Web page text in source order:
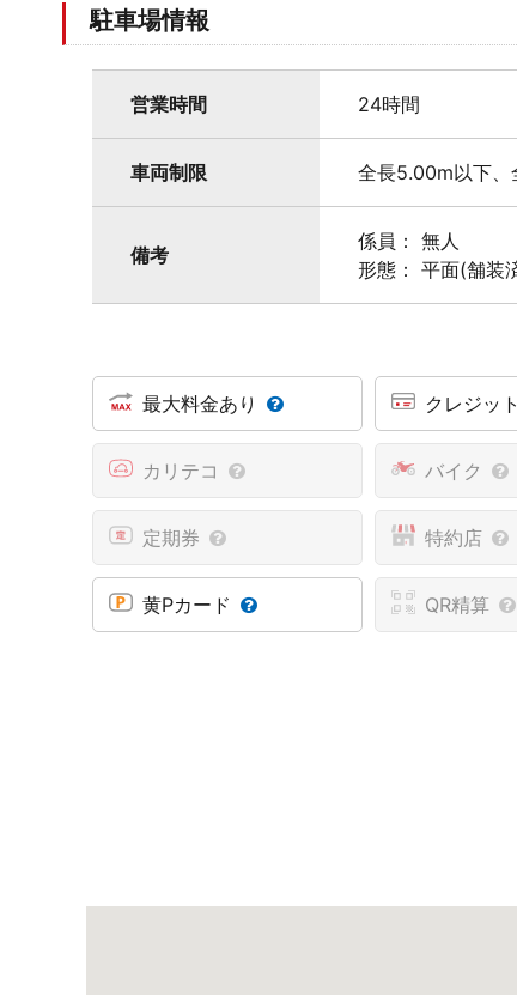
駐車場情報
営業時間 24時間
車両制限 全長5.00m以下、
備考
係員： 無人
形態： 平面(舗装
最大料金あり クレジッ
カリテコ バイク
定期券 特約店
黄Pカード QR精算